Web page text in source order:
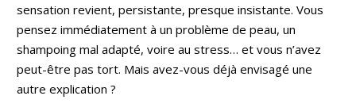
sensation revient, persistante, presque insistante. Vous
pensez immédiatement à un problème de peau, un
shampoing mal adapté, voire au stress… et vous n’avez
peut-être pas tort. Mais avez-vous déjà envisagé une
autre explication ?